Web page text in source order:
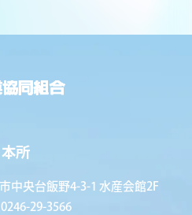
所
中央台飯野4-3-1 水産会館2F
29-3566